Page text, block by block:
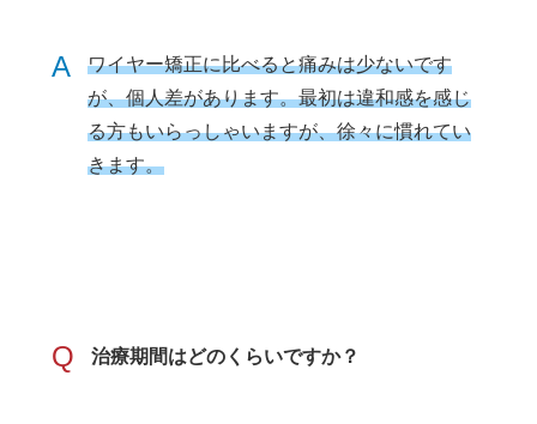
A
ワイヤー矯正に比べると痛みは少ないです
が、個人差があります。最初は違和感を感じ
る方もいらっしゃいますが、徐々に慣れてい
きます。
Q 治療期間はどのくらいですか？